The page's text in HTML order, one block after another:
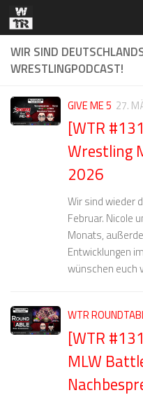
Zum Inhalt springen
WIR SIND
WRESTLINGPODCAST!
GIVE ME 5 27.
[WTR
Wrestling
2026
Wir sind wieder
Februar. Nicole
Monats,
Entwicklungen
wünschen euch
WTR
[WTR
MLW